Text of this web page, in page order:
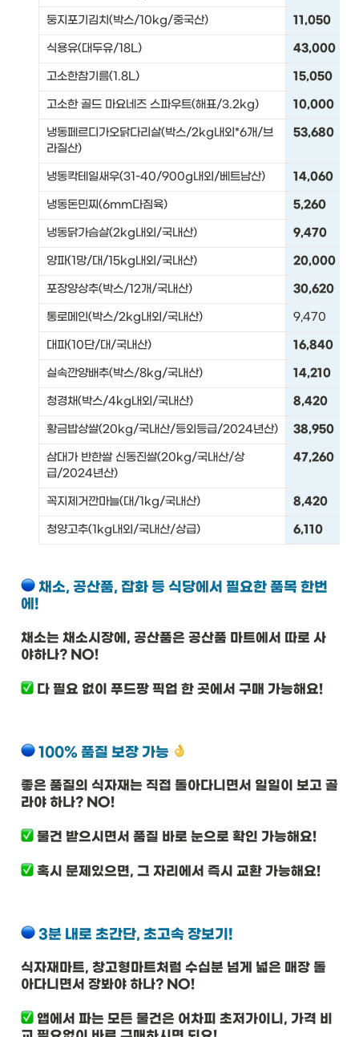
둥지포기김치(박스/10kg/중국산) 11,050
식용유(대두유/18L) 43,000
고소한참기름(1.8L) 15,050
고소한 골드 마요네즈 스파우트(해표/3.2kg) 10,000
냉동페르디가오닭다리살(박스/2kg내외*6개/브
라질산)
53,680
냉동칵테일새우(31-40/900g내외/베트남산) 14,060
냉동돈민찌(6mm다짐육) 5,260
냉동닭가슴살(2kg내외/국내산) 9,470
양파(1망/대/15kg내외/국내산) 20,000
포장양상추(박스/12개/국내산) 30,620
통로메인(박스/2kg내외/국내산) 9,470
대파(10단/대/국내산) 16,840
실속깐양배추(박스/8kg/국내산) 14,210
청경채(박스/4kg내외/국내산) 8,420
황금밥상쌀(20kg/국내산/등외등급/2024년산) 38,950
삼대가 반한쌀 신동진쌀(20kg/국내산/상
급/2024년산)
47,260
꼭지제거깐마늘(대/1kg/국내산) 8,420
청양고추(1kg내외/국내산/상급) 6,110
채소, 공산품, 잡화 등 식당에서 필요한 품목 한번
에!
채소는 채소시장에, 공산품은 공산품 마트에서 따로 사
야하나? NO!
다 필요 없이 푸드팡 픽업 한 곳에서 구매 가능해요!
100% 품질 보장 가능
좋은 품질의 식자재는 직접 돌아다니면서 일일이 보고 골
라야 하나? NO!
물건 받으시면서 품질 바로 눈으로 확인 가능해요!
혹시 문제있으면, 그 자리에서 즉시 교환 가능해요!
3분 내로 초간단, 초고속 장보기!
식자재마트, 창고형마트처럼 수십분 넘게 넓은 매장 돌
아다니면서 장봐야 하나? NO!
앱에서 파는 모든 물건은 어차피 초저가이니, 가격 비